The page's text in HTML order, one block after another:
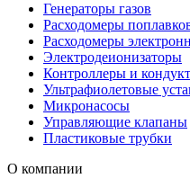
Генераторы газов
Расходомеры
Расходомеры
Электродеионизаторы
Контроллеры и
Ультрафиолетовые
Микронасосы
Управляющие клапаны
Пластиковые трубки
О компании